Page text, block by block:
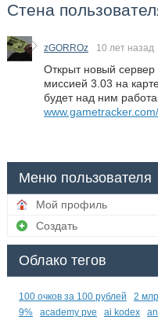
Стена
zGORROz 10 лет назад
​Открыт новый
миссией 3.03 на
будет над ним
Меню пользователя
Мой профиль
Создать
Облако тегов
100 очков за 100 рублей 2
9%
academy pve ai kodex